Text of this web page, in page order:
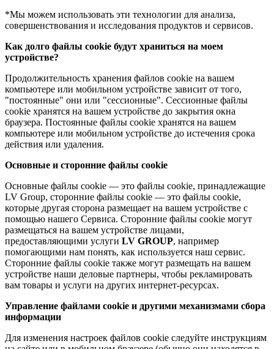
*Мы можем использовать эти технологии для анализа,
совершенствования и исследования продуктов и сервисов.
Как долго файлы cookie будут храниться на моем
устройстве?
Продолжительность хранения файлов cookie на вашем
компьютере или мобильном устройстве зависит от того,
"постоянные" они или "сессионные". Сессионные файлы
cookie хранятся на вашем устройстве до закрытия окна
браузера. Постоянные файлы cookie хранятся на вашем
компьютере или мобильном устройстве до истечения срока
действия или удаления.
Основные и сторонние файлы cookie
Основные файлы cookie — это файлы cookie, принадлежащие
LV Group, сторонние файлы cookie — это файлы cookie,
которые другая сторона размещает на вашем устройстве с
помощью нашего Сервиса. Сторонние файлы cookie могут
размещаться на вашем устройстве лицами,
предоставляющими услуги LV GROUP, например
помогающими нам понять, как используется наш сервис.
Сторонние файлы cookie также могут размещать на вашем
устройстве наши деловые партнеры, чтобы рекламировать
вам товары и услуги на других интернет-ресурсах.
Управление файлами cookie и другими механизмами сбора
информации
Для изменения настроек файлов cookie следуйте инструкциям